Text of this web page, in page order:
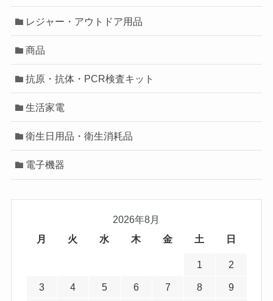
レジャー・アウトドア用品
商品
抗原・抗体・PCR検査キット
生活家電
衛生日用品・衛生消耗品
電子機器
2026年8月
月
火 水 木 金 土 日
1 2
3 4 5 6 7 8 9